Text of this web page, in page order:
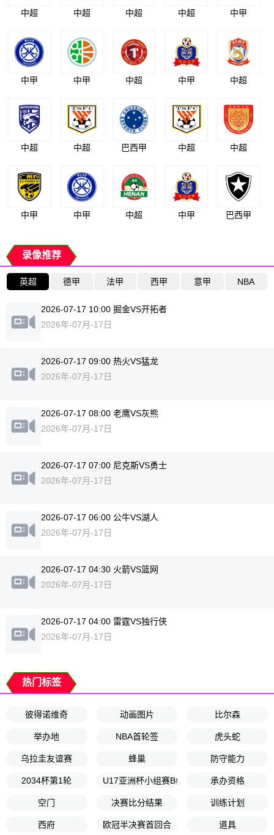
中超 中超 中超 中超 中甲
中甲 中甲 中超 中甲 中超
中超 中超 巴西甲 中超 中超
中甲 中甲 中超 中甲 巴西甲
录像推荐
英超 德甲 法甲 西甲 意甲 NBA
2026-07-17 10:00 掘金VS开拓者
2026年-07月-17日
2026-07-17 09:00 热火VS猛龙
2026年-07月-17日
2026-07-17 08:00 老鹰VS灰熊
2026年-07月-17日
2026-07-17 07:00 尼克斯VS勇士
2026年-07月-17日
2026-07-17 06:00 公牛VS湖人
2026年-07月-17日
2026-07-17 04:30 火箭VS篮网
2026年-07月-17日
2026-07-17 04:00 雷霆VS独行侠
2026年-07月-17日
热门标签
彼得诺维奇 动画图片 比尔森
举办地 NBA首轮签 虎头蛇
乌拉圭友谊赛 蜂巢 防守能力
2034杯第1轮 U17亚洲杯小组赛B组第3轮 承办资格
空门 决赛比分结果 训练计划
西府 欧冠半决赛首回合 道具